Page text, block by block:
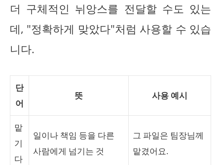
더 구체적인 뉘앙스를 전달할 수도 있는
데, "정확하게 맞았다"처럼 사용할 수 있습
니다.
단
어
뜻 사용 예시
맡
기
다
일이나 책임 등을 다른
사람에게 넘기는 것
그 파일은 팀장님께
맡겼어요.